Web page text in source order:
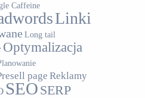
Caffeine
Linki
Long tail
Optymalizacja
page Reklamy
SEO SERP